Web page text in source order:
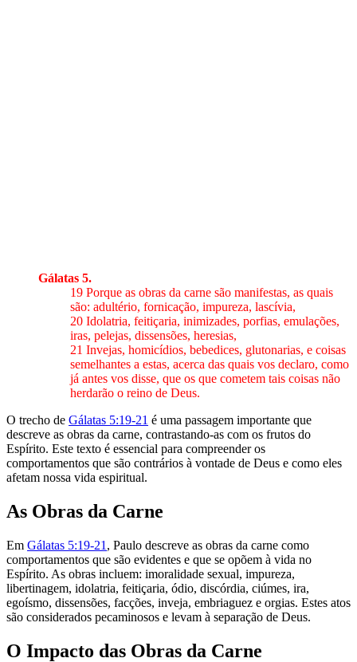
Gálatas 5.
19 Porque as obras da carne são manifestas, as quais
são: adultério, fornicação, impureza, lascívia,
20 Idolatria, feitiçaria, inimizades, porfias, emulações,
iras, pelejas, dissensões, heresias,
21 Invejas, homicídios, bebedices, glutonarias, e coisas
semelhantes a estas, acerca das quais vos declaro, como
já antes vos disse, que os que cometem tais coisas não
herdarão o reino de Deus.
O trecho de Gálatas 5:19-21 é uma passagem importante que
descreve as obras da carne, contrastando-as com os frutos do
Espírito. Este texto é essencial para compreender os
comportamentos que são contrários à vontade de Deus e como eles
afetam nossa vida espiritual.
As Obras da Carne
Em Gálatas 5:19-21 , Paulo descreve as obras da carne como
comportamentos que são evidentes e que se opõem à vida no
Espírito. As obras incluem: imoralidade sexual, impureza,
libertinagem, idolatria, feitiçaria, ódio, discórdia, ciúmes, ira,
egoísmo, dissensões, facções, inveja, embriaguez e orgias. Estes atos
são considerados pecaminosos e levam à separação de Deus.
O Impacto das Obras da Carne